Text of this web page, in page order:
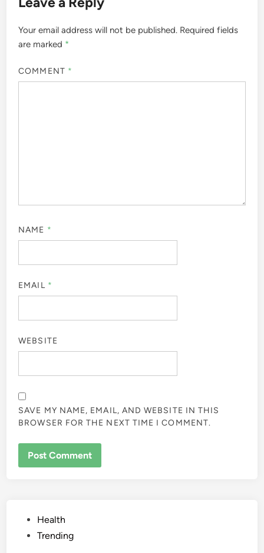
Your email address will not be published. Required fields
are marked *
COMMENT *
NAME *
EMAIL *
WEBSITE
SAVE MY NAME, EMAIL, AND WEBSITE IN THIS
BROWSER FOR THE NEXT TIME I COMMENT.
PostedHealth
Trending